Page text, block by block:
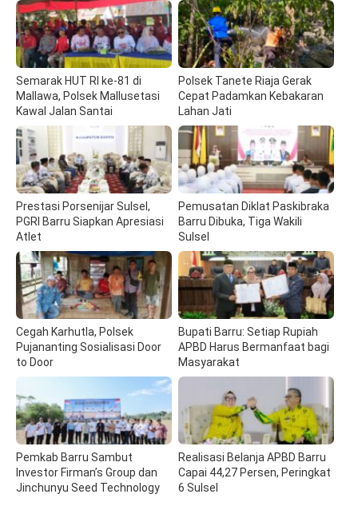
Semarak HUT RI ke-81 di
Mallawa, Polsek Mallusetasi
Kawal Jalan Santai
Polsek Tanete Riaja Gerak
Cepat Padamkan Kebakaran
Lahan Jati
Prestasi Porsenijar Sulsel,
PGRI Barru Siapkan Apresiasi
Atlet
Pemusatan Diklat Paskibraka
Barru Dibuka, Tiga Wakili
Sulsel
Cegah Karhutla, Polsek
Pujananting Sosialisasi Door
to Door
Bupati Barru: Setiap Rupiah
APBD Harus Bermanfaat bagi
Masyarakat
Pemkab Barru Sambut
Investor Firman’s Group dan
Jinchunyu Seed Technology
Realisasi Belanja APBD Barru
Capai 44,27 Persen, Peringkat
6 Sulsel